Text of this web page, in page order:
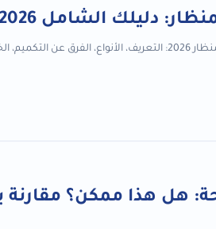
دليلك الشامل 2026
والأسئلة...
هل هذا ممكن؟ مقارنة